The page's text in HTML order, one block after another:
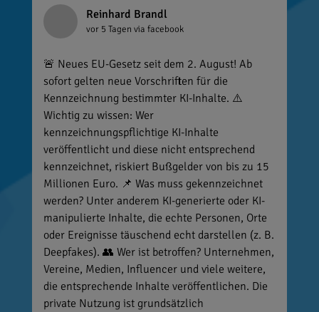
Reinhard Brandl
vor 5 Tagen via facebook
🚨 Neues EU-Gesetz seit dem 2. August! Ab
sofort gelten neue Vorschriften für die
Kennzeichnung bestimmter KI-Inhalte. ⚠️
Wichtig zu wissen: Wer
kennzeichnungspflichtige KI-Inhalte
veröffentlicht und diese nicht entsprechend
kennzeichnet, riskiert Bußgelder von bis zu 15
Millionen Euro. 📌 Was muss gekennzeichnet
werden? Unter anderem KI-generierte oder KI-
manipulierte Inhalte, die echte Personen, Orte
oder Ereignisse täuschend echt darstellen (z. B.
Deepfakes). 👥 Wer ist betroffen? Unternehmen,
Vereine, Medien, Influencer und viele weitere,
die entsprechende Inhalte veröffentlichen. Die
private Nutzung ist grundsätzlich